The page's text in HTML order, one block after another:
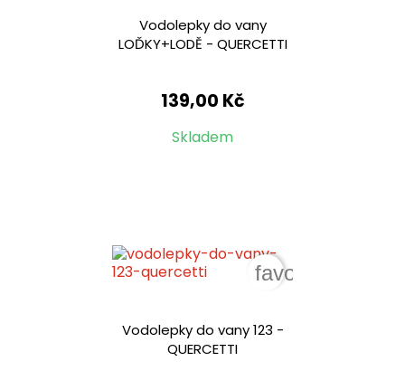
Vodolepky do vany
LOĎKY+LODĚ - QUERCETTI
139,00 Kč
Skladem
Vodolepky do vany 123 -
QUERCETTI
favorite_border